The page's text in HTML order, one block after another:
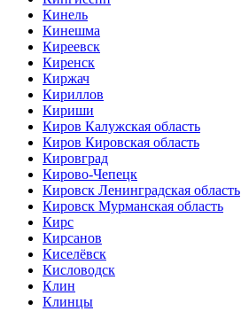
Кинель
Кинешма
Киреевск
Киренск
Киржач
Кириллов
Кириши
Киров Калужская область
Киров Кировская область
Кировград
Кирово-Чепецк
Кировск Ленинградская область
Кировск Мурманская область
Кирс
Кирсанов
Киселёвск
Кисловодск
Клин
Клинцы